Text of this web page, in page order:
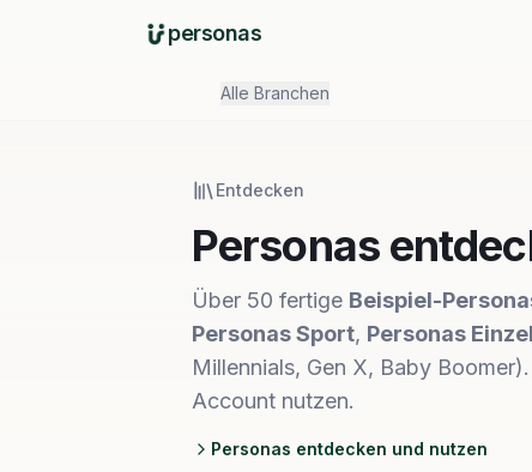
personas
Alle Branchen
Entdecken
Personas
Über 50 fertige Beispiel-
Personas Sport, Personas
Millennials, Gen X, Baby
Account nutzen.
Personas entdecken und nutzen